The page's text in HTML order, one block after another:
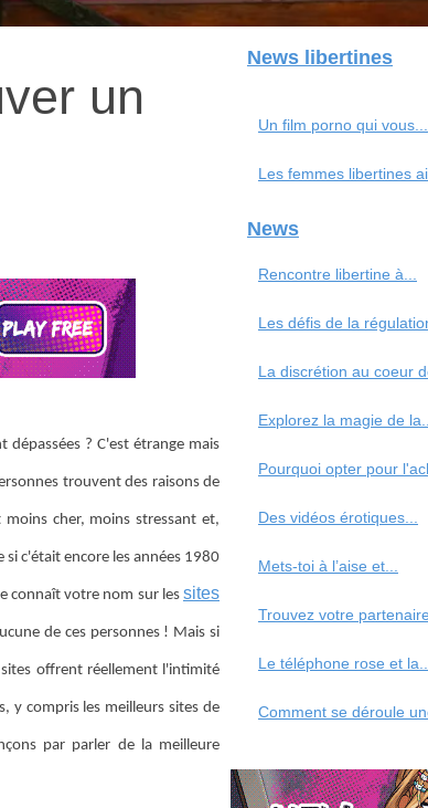
un
? C'est étrange mais
trouvent des raisons de
cher, moins stressant et,
c'était encore les années 1980
connaît votre nom sur les sites
de ces personnes ! Mais si
offrent réellement l'intimité
y compris les meilleurs sites de
par parler de la meilleure
News libertines
Un film porno qui vous...
Les femmes libertines
News
Rencontre libertine à...
Les défis de la
La discrétion au coeur
Explorez la magie de la...
Pourquoi opter pour
Des vidéos érotiques...
Mets-toi à l’aise et...
Trouvez votre
Le téléphone rose et la...
Comment se déroule